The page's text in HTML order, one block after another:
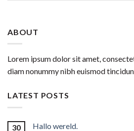
ABOUT
Lorem ipsum dolor sit amet,
diam nonummy nibh euismod
LATEST POSTS
30 Hallo wereld.